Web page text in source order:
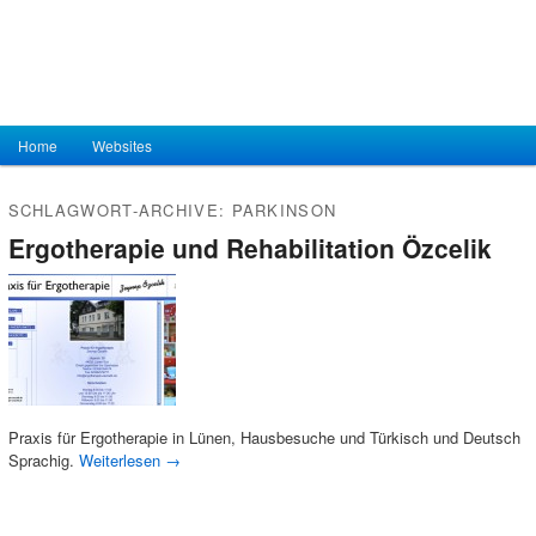
Hauptmenü
Zum Inhalt wechseln
Zum sekundären Inhalt wechseln
Home Websites
SCHLAGWORT-ARCHIVE: PARKINSON
Ergotherapie und Rehabilitation Özcelik
Praxis für Ergotherapie in Lünen, Hausbesuche und Türkisch und Deutsch
Sprachig. Weiterlesen →